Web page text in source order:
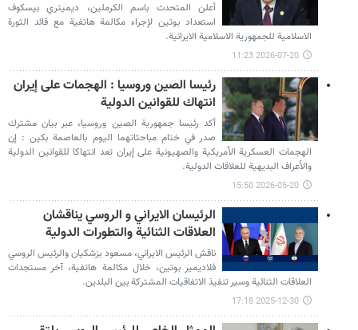
أعلن المتحدث باسم الكرملين، ديميتري بيسكوف
استعداد بوتين لإجراء مكالمة هاتفية مع قائد الثورة
الاسلامية للجمهورية الاسلامية الايرانية.
2026-07-20 11:23
رئيسا الصين وروسيا : الهجمات على إيران
انتهاك للقوانين الدولية
أكد رئيسا جمهوریة الصين وروسيا، عبر بيان مشترك
صدر في ختام مباحثاتهما اليوم بالعاصمة بكين : إن
الهجمات العسكرية الأمريكية والصهيونية على إيران تعد انتهاكا للقوانين الدولية
والأعراف البديهية للعلاقات الدولية.
2026-05-20 15:50
الرئيسان الايراني و الروسي يناقشان
العلاقات الثنائية والتطورات الدولية
ناقش الرئيس الايراني، مسعود بزشكيان والرئيس الروسي
فلاديمير بوتين، خلال مكالمة هاتفية، آخر مستجدات
العلاقات الثنائية وسير تنفيذ الاتفاقيات المشتركة بين البلدين.
2025-12-30 17:18